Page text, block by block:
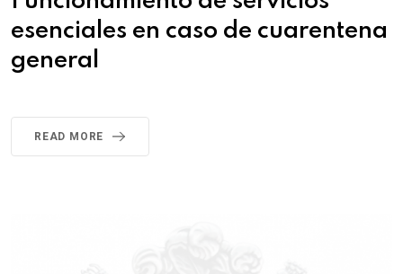
esenciales en caso de cuarentena
general
READ MORE